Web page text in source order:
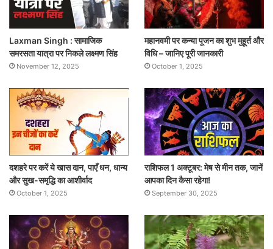
Laxman Singh : सामाजिक
समरसता यात्रा पर निकले लक्ष्मण सिंह
November 12, 2025
महानवमी पर कन्या पूजन का शुभ मुहूर्त और
विधि – जानिए पूरी जानकारी
October 1, 2025
दशहरे पर करें ये खास दान, पाएँ धन, धान्य
और सुख-समृद्धि का आशीर्वाद
October 1, 2025
राशिफल 1 अक्टूबर: मेष से मीन तक, जानें
आपका दिन कैसा रहेगा!
September 30, 2025